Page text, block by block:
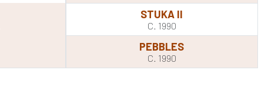
STUKA II
C. 1990
PEBBLES
C. 1990